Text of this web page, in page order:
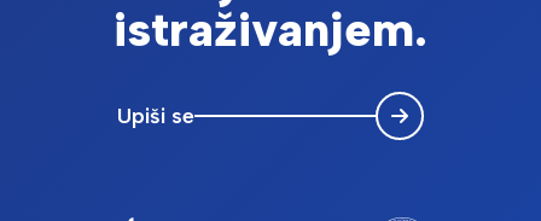
Damir; R. Barr, Alexis; Lenhard, Boris
prilog sa skupa (u zborniku) | sažetak izlaganja sa skupa
Scientific Meeting Transcription and Chromatin UK Abstract Book,The
Utjecaj signalne sekvence na aktivnost lakaze CtLcc1 u
sojevima kvasca Saccharomyces cerevisiae kojima
nedostaje po jedan od gena PMT1-PMT7
istraživanjem.
Upiši se